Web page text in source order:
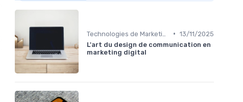
• 13/11/2025
L'art du design de communication en
marketing digital